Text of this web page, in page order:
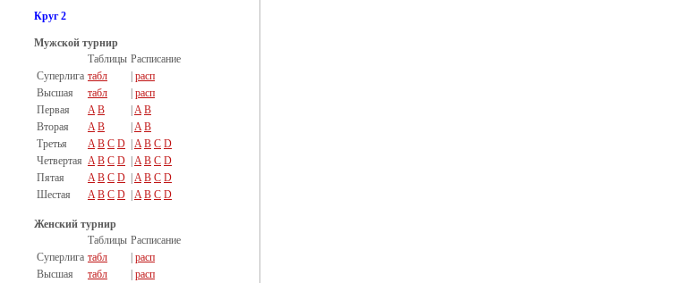
Круг 2
Мужской турнир
Таблицы Расписание
Суперлига табл
расп
Высшая
табл
расп
Первая
A B A B
Вторая
A B A B
Третья
A B C D A B C D
Четвертая A B C D A B C D
Пятая
A B C D A B C D
Шестая
A B C D A B C D
Женский турнир
Таблицы Расписание
Суперлига табл
расп
Высшая
табл
расп